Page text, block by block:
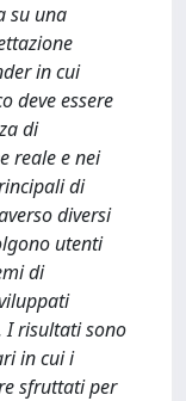
su una
in cui
deve essere
di
reale e nei
di
diversi
utenti
di
risultati sono
in cui i
sfruttati per